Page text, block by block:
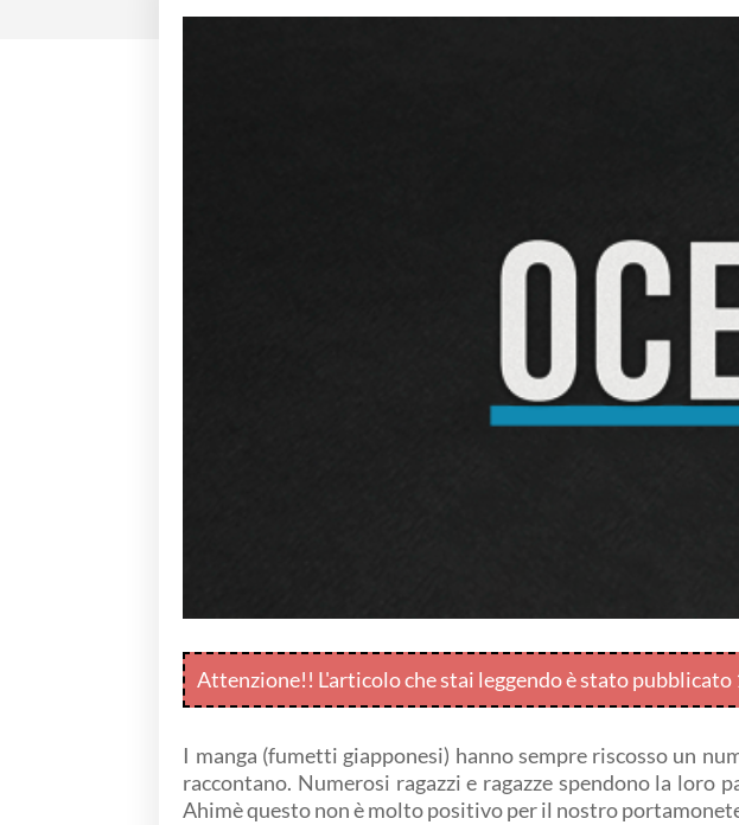
Attenzione!! L'articolo che stai leggendo è stato
I manga (fumetti giapponesi) hanno sempre riscosso un
raccontano. Numerosi ragazzi e ragazze spendono la
Ahimè questo non è molto positivo per il nostro